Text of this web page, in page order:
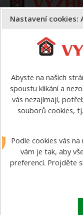
a majetek
Obuv ostatní
Poslat
Máte dotaz ohledně
náš specialista Vám v
Produkt:Krém
Abyste na našich
spoustu klikání a
vás nezajímají,
souborů cookies,
Podle cookies vás
vám je tak, aby
preferencí. Projděte